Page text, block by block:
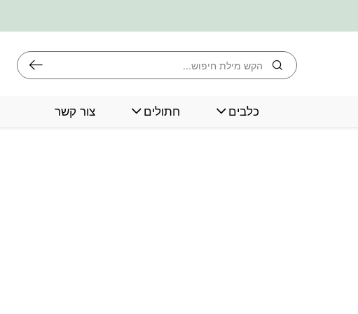
חיפוש
כלבים חתולים צור קשר